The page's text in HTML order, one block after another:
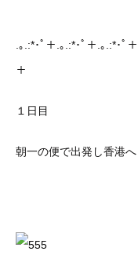
.｡.:*･ﾟ＋.｡.:*･ﾟ＋.｡.:*･ﾟ
＋
１日目
朝一の便で出発し香港へ